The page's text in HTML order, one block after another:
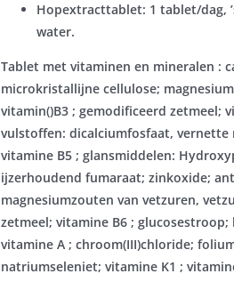
Hopextracttablet: 1 tablet/dag,
water.
Tablet met vitaminen en mineralen :
microkristallijne cellulose;
vitamin()B3 ; gemodificeerd zetmeel;
vulstoffen: dicalciumfosfaat,
vitamine B5 ; glansmiddelen:
ijzerhoudend fumaraat; zinkoxide;
magnesiumzouten van vetzuren,
zetmeel; vitamine B6 ;
vitamine A ; chroom(III)chloride;
natriumseleniet; vitamine K1 ;